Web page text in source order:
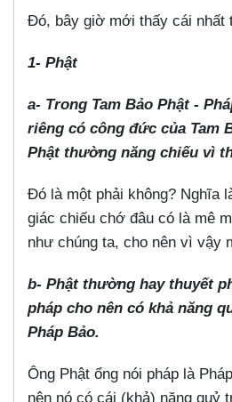
Đó, bây giờ mới thấy cái nhất
1- Phật
a- Trong Tam Bảo Phật -
riêng có công đức của Tam
Phật thường năng chiếu vì
Đó là một phải không? Nghĩa
giác chiếu chớ đâu có là mê
như chúng ta, cho nên vì vậy
b- Phật thường hay thuyết
pháp cho nên có khả năng
Pháp Bảo.
Ông Phật ổng nói pháp là
nên nó có cái (khả) năng quỷ